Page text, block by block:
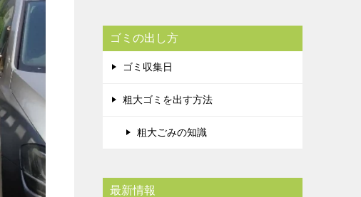
ゴミの出し方
ゴミ収集日
粗大ゴミを出す方法
粗大ごみの知識
最新情報